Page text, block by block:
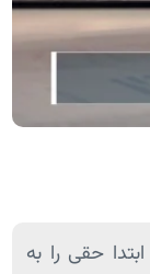
حقی را به